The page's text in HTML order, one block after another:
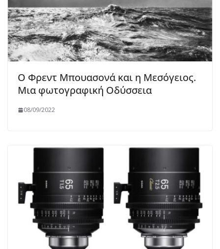
Ο Φρεντ Μπουασονά και η Μεσόγειος.
Μια φωτογραφική Οδύσσεια
08/09/2022